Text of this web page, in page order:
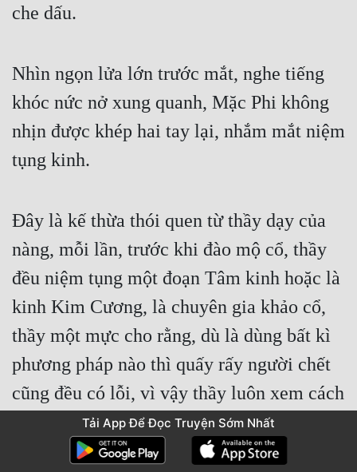
che dấu.
Nhìn ngọn lửa lớn trước mắt, nghe tiếng
khóc nức nở xung quanh, Mặc Phi không
nhịn được khép hai tay lại, nhắm mắt niệm
tụng kinh.
Đây là kế thừa thói quen từ thầy dạy của
nàng, mỗi lần, trước khi đào mộ cổ, thầy
đều niệm tụng một đoạn Tâm kinh hoặc là
kinh Kim Cương, là chuyên gia khảo cổ,
thầy một mực cho rằng, dù là dùng bất kì
phương pháp nào thì quấy rấy người chết
cũng đều có lỗi, vì vậy thầy luôn xem cách
đó như một loại an ủi, thanh thản tâm hồn.
Tải App Để Đọc Truyện Sớm Nhất